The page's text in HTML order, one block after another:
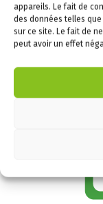
appareils. Le fait de
des données telles
sur ce site. Le fait de
peut avoir un effet